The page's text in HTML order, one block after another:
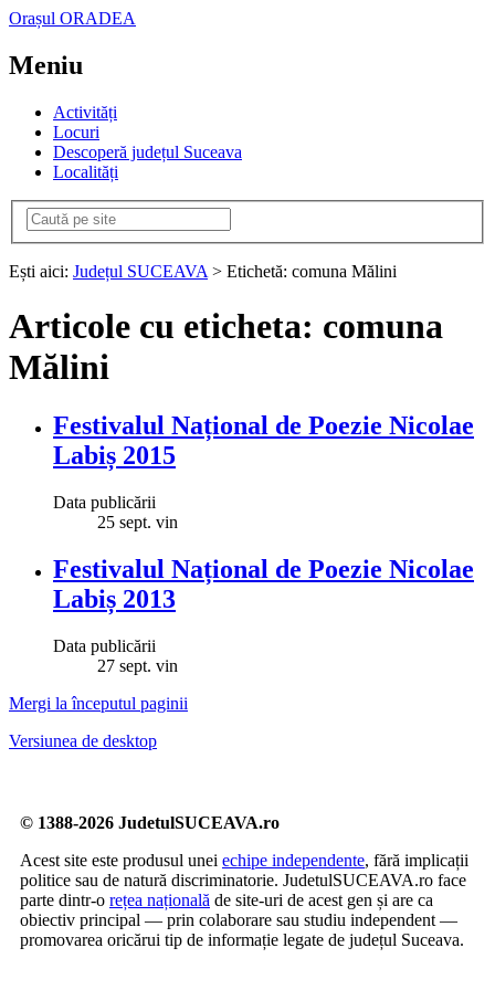
Orașul ORADEA
Meniu
Activități
Locuri
Descoperă județul Suceava
Localități
Ești aici: Județul SUCEAVA> Etichetă: comuna Mălini
Articole cu eticheta: comuna
Mălini
Festivalul Național de Poezie Nicolae
Labiș 2015
Data publicării
25 sept. vin
Festivalul Național de Poezie Nicolae
Labiș 2013
Data publicării
27 sept. vin
Mergi la începutul paginii
Versiunea de desktop
© 1388-2026 JudetulSUCEAVA.ro
Acest site este produsul unei echipe independente, fără implicații
politice sau de natură discriminatorie. JudetulSUCEAVA.ro face
parte dintr-o rețea națională de site-uri de acest gen și are ca
obiectiv principal — prin colaborare sau studiu independent —
promovarea oricărui tip de informație legate de județul Suceava.